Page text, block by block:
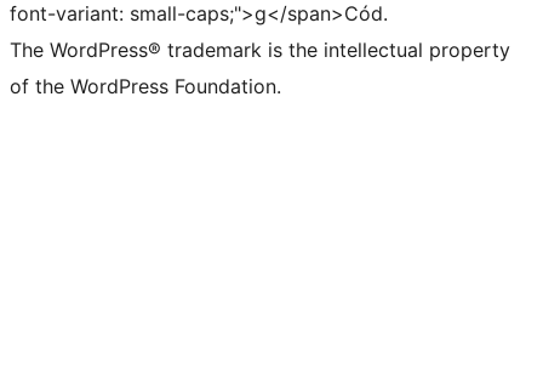
font-variant: small-caps;">g</span>Cód.
The WordPress® trademark is the intellectual property
of the WordPress Foundation.